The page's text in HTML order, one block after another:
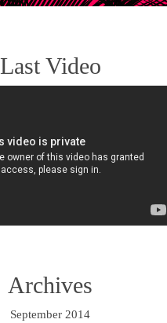
Last Video
Archives
September 2014